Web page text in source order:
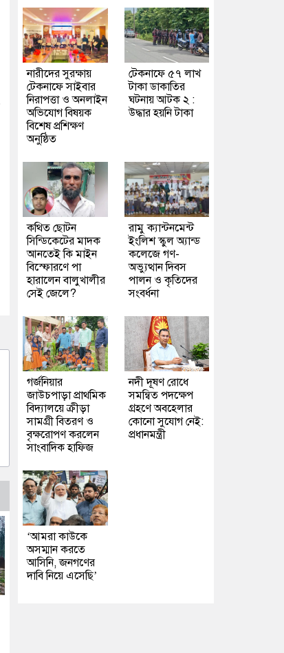
নারীদের সুরক্ষায়
টেকনাফে সাইবার
নিরাপত্তা ও অনলাইন
অভিযোগ বিষয়ক
বিশেষ প্রশিক্ষণ
অনুষ্ঠিত
টেকনাফে ৫৭ লাখ
টাকা ডাকাতির
ঘটনায় আটক ২ :
উদ্ধার হয়নি টাকা
কথিত ছোটন
সিন্ডিকেটের মাদক
আনতেই কি মাইন
বিস্ফোরণে পা
হারালেন বালুখালীর
সেই জেলে?
রামু ক্যান্টনমেন্ট
ইংলিশ স্কুল অ্যান্ড
কলেজে গণ-
অভ্যুত্থান দিবস
পালন ও কৃতিদের
সংবর্ধনা
গর্জনিয়ার
জাউচপাড়া প্রাথমিক
বিদ্যালয়ে ক্রীড়া
সামগ্রী বিতরণ ও
বৃক্ষরোপণ করলেন
সাংবাদিক হাফিজ
নদী দূষণ রোধে
সমন্বিত পদক্ষেপ
গ্রহণে অবহেলার
কোনো সুযোগ নেই:
প্রধানমন্ত্রী
‘আমরা কাউকে
অসম্মান করতে
আসিনি, জনগণের
দাবি নিয়ে এসেছি’